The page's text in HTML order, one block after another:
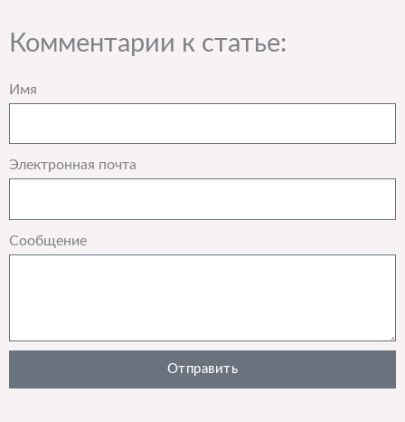
Комментарии к статье:
Имя
Электронная почта
Сообщение
Отправить